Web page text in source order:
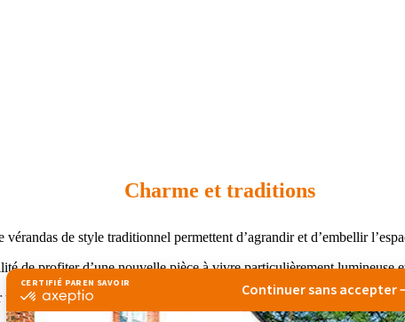
Charme et traditions
de style traditionnel permettent d’agrandir et d’embellir
de profiter d’une nouvelle pièce à vivre particulièrement lumineuse
espace de vie supplémentaire, nos vérandas de style traditionnel